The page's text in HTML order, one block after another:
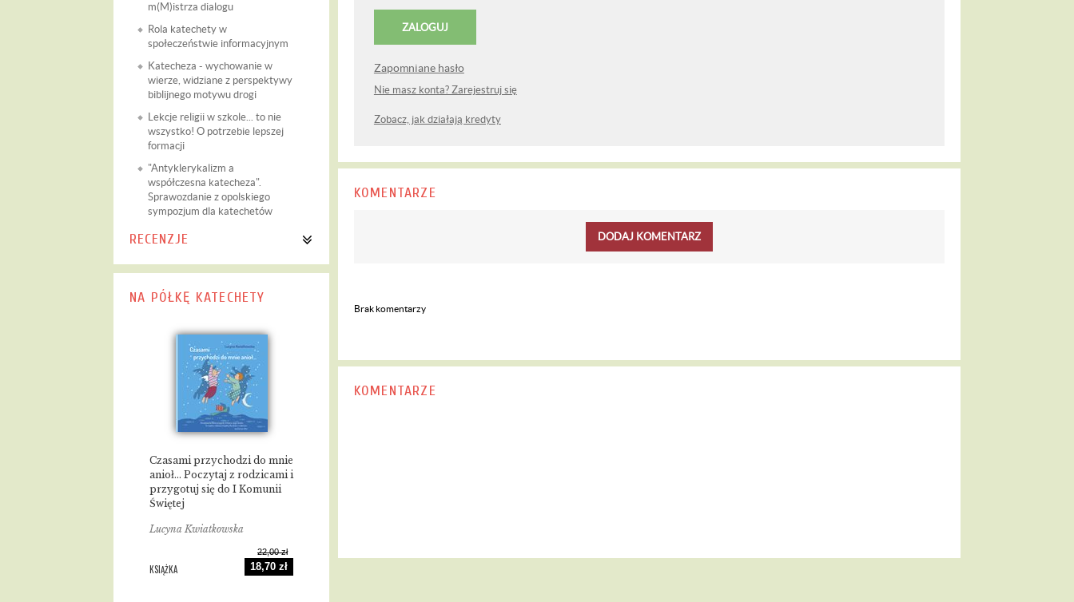
m(M)istrza dialogu
Rola katechety w
społeczeństwie informacyjnym
Katecheza - wychowanie w
wierze, widziane z perspektywy
biblijnego motywu drogi
Lekcje religii w szkole... to nie
wszystko! O potrzebie lepszej
formacji
"Antyklerykalizm a
współczesna katecheza".
Sprawozdanie z opolskiego
sympozjum dla katechetów
RECENZJE
NA PÓŁKĘ KATECHETY
Czasami przychodzi do mnie
anioł... Poczytaj z rodzicami i
przygotuj się do I Komunii
Świętej
Lucyna Kwiatkowska
KSIĄŻKA
22,00 zł
18,70 zł
Zapomniane hasło
Nie masz konta? Zarejestruj się
Zobacz, jak działają kredyty
KOMENTARZE
DODAJ KOMENTARZ
Brak komentarzy
KOMENTARZE